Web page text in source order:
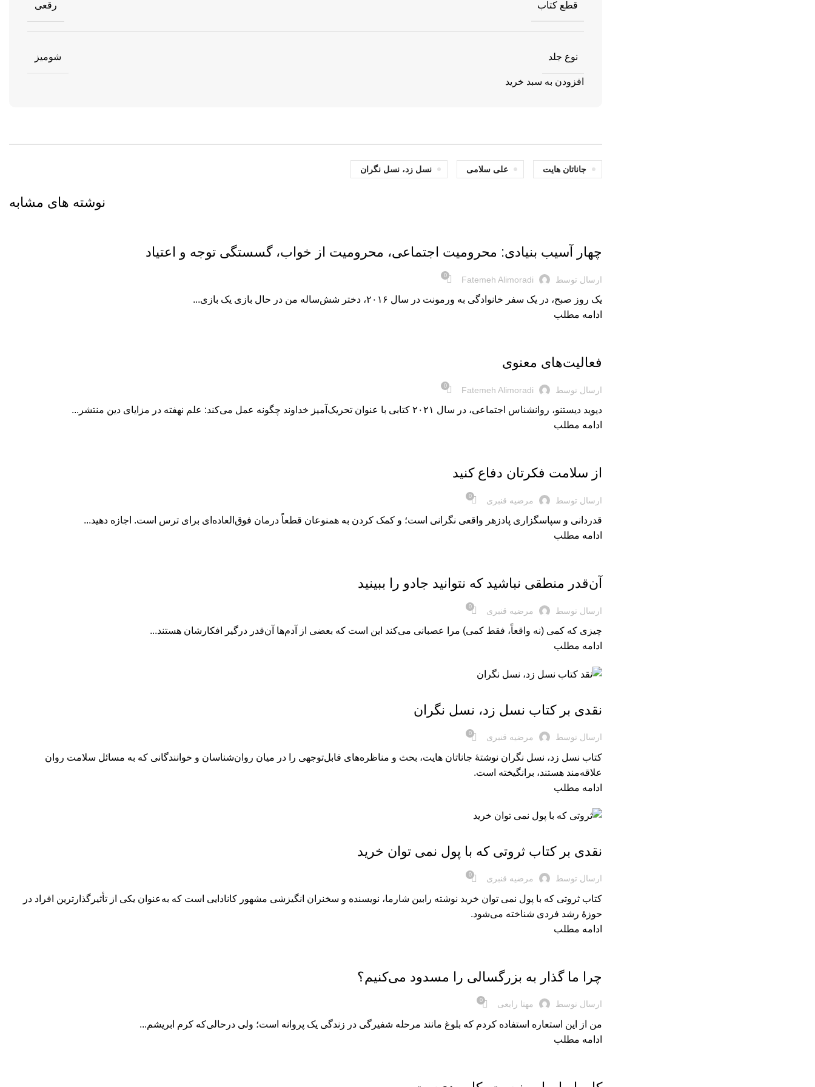
قطع کتاب رقعی
نوع جلد شومیز
افزودن به سبد خرید
جاناتان هایت علی سلامی نسل زد، نسل نگران
نوشته های مشابه
چهار آسیب بنیادی: محرومیت اجتماعی، محرومیت از خواب، گسستگی توجه و اعتیاد
ارسال توسط Fatemeh Alimoradi
0
یک روز صبح، در یک سفر خانوادگی به ورمونت در سال ۲۰۱۶، دختر شش‌ساله من در حال بازی یک بازی...
ادامه مطلب
فعالیت‌های معنوی
ارسال توسط Fatemeh Alimoradi
0
دیوید دیستنو، روانشناس اجتماعی، در سال ۲۰۲۱ کتابی با عنوان تحریک‌آمیز خداوند چگونه عمل می‌کند: علم نهفته در مزایای دین منتشر...
ادامه مطلب
از سلامت فکرتان دفاع کنید
ارسال توسط مرضیه قنبری 0
قدردانی و سپاسگزاری پادزهر واقعی نگرانی است؛ و کمک کردن به همنوعان قطعاً درمان فوق‌العاده‌ای برای ترس است. اجازه دهید...
ادامه مطلب
آن‌قدر منطقی نباشید که نتوانید جادو را ببینید
ارسال توسط مرضیه قنبری 0
چیزی که کمی (نه واقعاً، فقط کمی) مرا عصبانی می‌کند این است که بعضی از آدم‌ها آن‌قدر درگیر افکارشان هستند...
ادامه مطلب
نقدی بر کتاب نسل زد، نسل نگران
ارسال توسط مرضیه قنبری 0
کتاب نسل زد، نسل نگران نوشتۀ جاناتان هایت، بحث و مناظره‌های قابل‌توجهی را در میان روان‌شناسان و خوانندگانی که به مسائل سلامت روان
علاقه‌مند هستند، برانگیخته است.
ادامه مطلب
نقدی بر کتاب ثروتی که با پول نمی‌ توان خرید
ارسال توسط مرضیه قنبری 0
کتاب ثروتی که با پول نمی‌ توان خرید نوشته رابین شارما، نویسنده و سخنران انگیزشی مشهور کانادایی است که به‌عنوان یکی از تأثیرگذارترین افراد در
حوزۀ رشد فردی شناخته می‌شود.
ادامه مطلب
چرا ما گذار به بزرگسالی را مسدود می‌کنیم؟
ارسال توسط مهتا رابعی 0
من از این استعاره استفاده کردم که بلوغ مانند مرحله شفیرگی در زندگی یک پروانه است؛ ولی درحالی‌که کرم ابریشم...
ادامه مطلب